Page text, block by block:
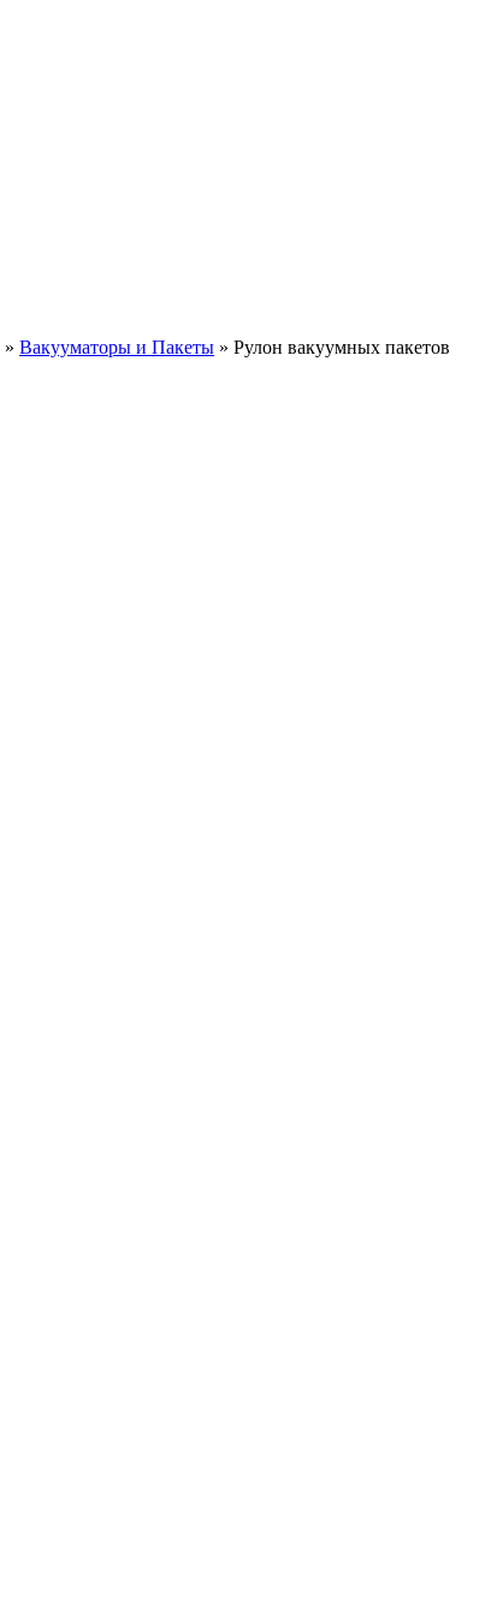
» Вакууматоры и Пакеты » Рулон вакуумных пакетов